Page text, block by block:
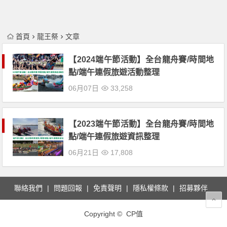
首頁 龍王祭 文章
【2024端午節活動】全台龍舟賽/時間地
點/端午連假旅遊活動整理
06月07日 33,258
【2023端午節活動】全台龍舟賽/時間地
點/端午連假旅遊資訊整理
06月21日 17,808
聯絡我們 問題回報 免責聲明 隱私權條款 招募夥伴
Copyright © CP值